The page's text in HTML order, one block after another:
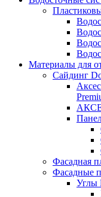
Материалы для
Сайдинг
Фасадная
Фасадные
Углы